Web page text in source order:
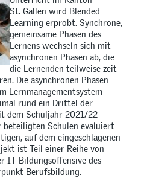
St. Gallen wird Blended
Learning erprobt. Synchrone,
gemeinsame Phasen des
Lernens wechseln sich mit
asynchronen Phasen ab, die
die Lernenden teilweise zeit-
Die asynchronen Phasen
Lernmanagementsystem
rund ein Drittel der
dem Schuljahr 2021/22
Schulen evaluiert
auf dem eingeschlagenen
ist Teil einer Reihe von
IT-Bildungsoffensive des
Berufsbildung.